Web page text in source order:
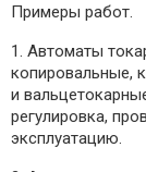
Примеры работ.
1. Автоматы
копировальные,
и
регулировка,
эксплуатацию.